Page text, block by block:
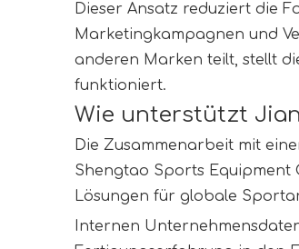
Dieser Ansatz reduziert die
Marketingkampagnen und
anderen Marken teilt, stellt
funktioniert.
Wie unterstützt
Die Zusammenarbeit mit
Shengtao Sports Equipment
Lösungen für globale
Internen